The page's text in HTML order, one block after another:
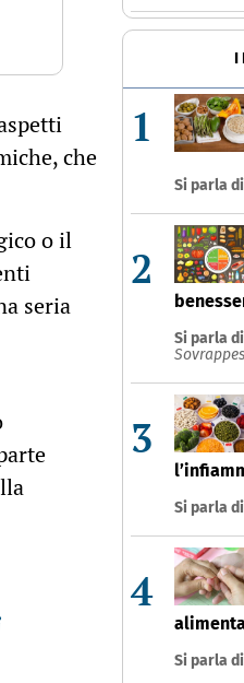
Ultime notizie
che
o il
seria
I
1
Si parla
2
Si parla
3
Si parla
4
Si parla